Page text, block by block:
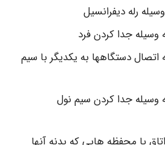
رله دیفرانسیل
جدا کردن فرد
دستگاهها به یکدیگر با سیم
جدا کردن سیم نول
یا محفظه هایی که بدنه آنها